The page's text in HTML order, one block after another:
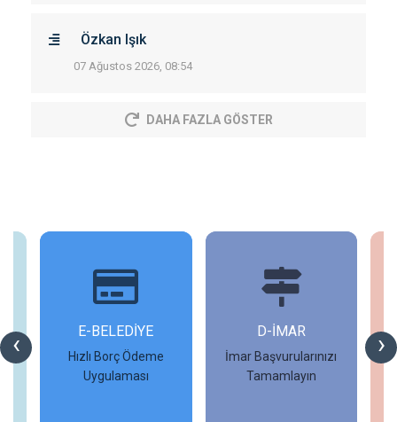
Özkan Işık
07 Ağustos 2026, 08:54
DAHA FAZLA GÖSTER
‹ ›
E-BELEDİYE
Hızlı Borç Ödeme
Uygulaması
D-İMAR
İmar Başvurularınızı
Tamamlayın